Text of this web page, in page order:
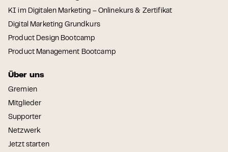
KI im Digitalen Marketing – Onlinekurs & Zertifikat
Digital Marketing Grundkurs
Product Design Bootcamp
Product Management Bootcamp
Über uns
Gremien
Mitglieder
Supporter
Netzwerk
Jetzt starten